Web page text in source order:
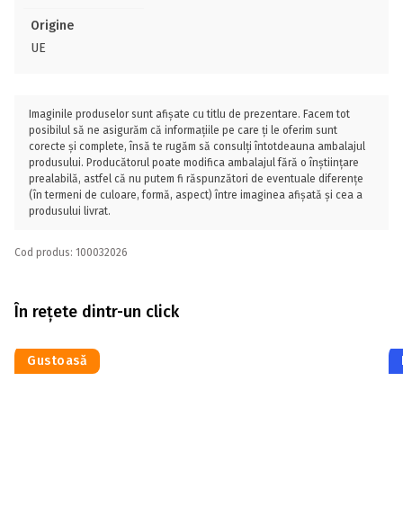
Origine
UE
Imaginile produselor sunt afișate cu titlu de prezentare. Facem tot
posibilul să ne asigurăm că informațiile pe care ți le oferim sunt
corecte și complete, însă te rugăm să consulți întotdeauna ambalajul
produsului. Producătorul poate modifica ambalajul fără o înștiințare
prealabilă, astfel că nu putem fi răspunzători de eventuale diferențe
(în termeni de culoare, formă, aspect) între imaginea afișată și cea a
produsului livrat.
Cod produs: 100032026
În rețete dintr-un click
Gustoasă